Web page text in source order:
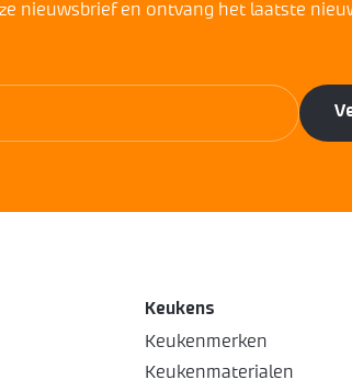
nieuwsbrief en ontvang het laatste
Keukens
Keukenmerken
Keukenmaterialen